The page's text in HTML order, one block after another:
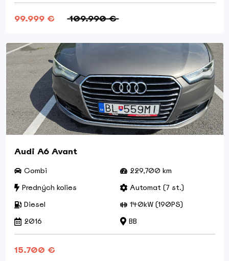
99.999 € 109.990 €
Audi A6 Avant
Combi
229,700 km
Predných kolies
Automat (7 st.)
Diesel
140kW (190PS)
2016
BB
15.700 €